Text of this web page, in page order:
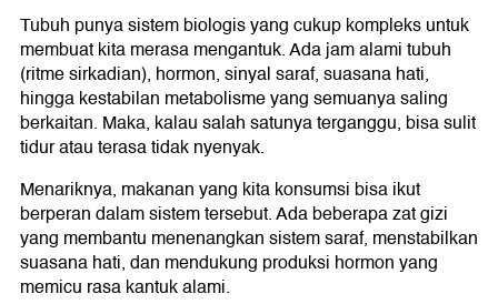
Tubuh punya sistem biologis yang cukup kompleks untuk
membuat kita merasa mengantuk. Ada jam alami tubuh
(ritme sirkadian), hormon, sinyal saraf, suasana hati,
hingga kestabilan metabolisme yang semuanya saling
berkaitan. Maka, kalau salah satunya terganggu, bisa sulit
tidur atau terasa tidak nyenyak.
Menariknya, makanan yang kita konsumsi bisa ikut
berperan dalam sistem tersebut. Ada beberapa zat gizi
yang membantu menenangkan sistem saraf, menstabilkan
suasana hati, dan mendukung produksi hormon yang
memicu rasa kantuk alami.